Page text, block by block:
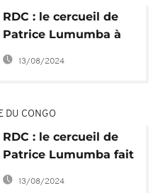
RDC : le cercueil de
Patrice Lumumba à
Shilatembo, le lieu du
crime
13/08/2024
DU CONGO
RDC : le cercueil de
Patrice Lumumba fait
étape à Kisangani
13/08/2024